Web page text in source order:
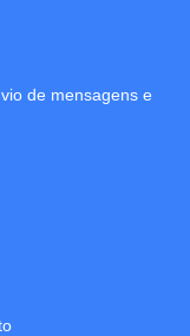
de mensagens e